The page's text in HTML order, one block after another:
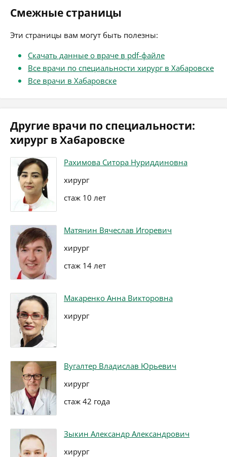
Смежные страницы
Эти страницы вам могут быть полезны:
Скачать данные о враче в pdf-файле
Все врачи по специальности хирург в Хабаровске
Все врачи в Хабаровске
Другие врачи по специальности:
хирург в Хабаровске
Рахимова Ситора Нуриддиновна
хирург
стаж 10 лет
Матянин Вячеслав Игоревич
хирург
стаж 14 лет
Макаренко Анна Викторовна
хирург
Вугалтер Владислав Юрьевич
хирург
стаж 42 года
Зыкин Александр Александрович
хирург